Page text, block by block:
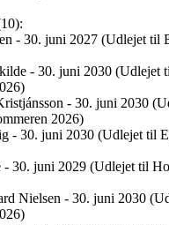
- 30. juni 2027 (Udlejet til
- 30. juni 2030 (Udlejet
- 30. juni 2030
2026)
- 30. juni 2030 (Udlejet til
- 30. juni 2029 (Udlejet til
Nielsen - 30. juni 2030